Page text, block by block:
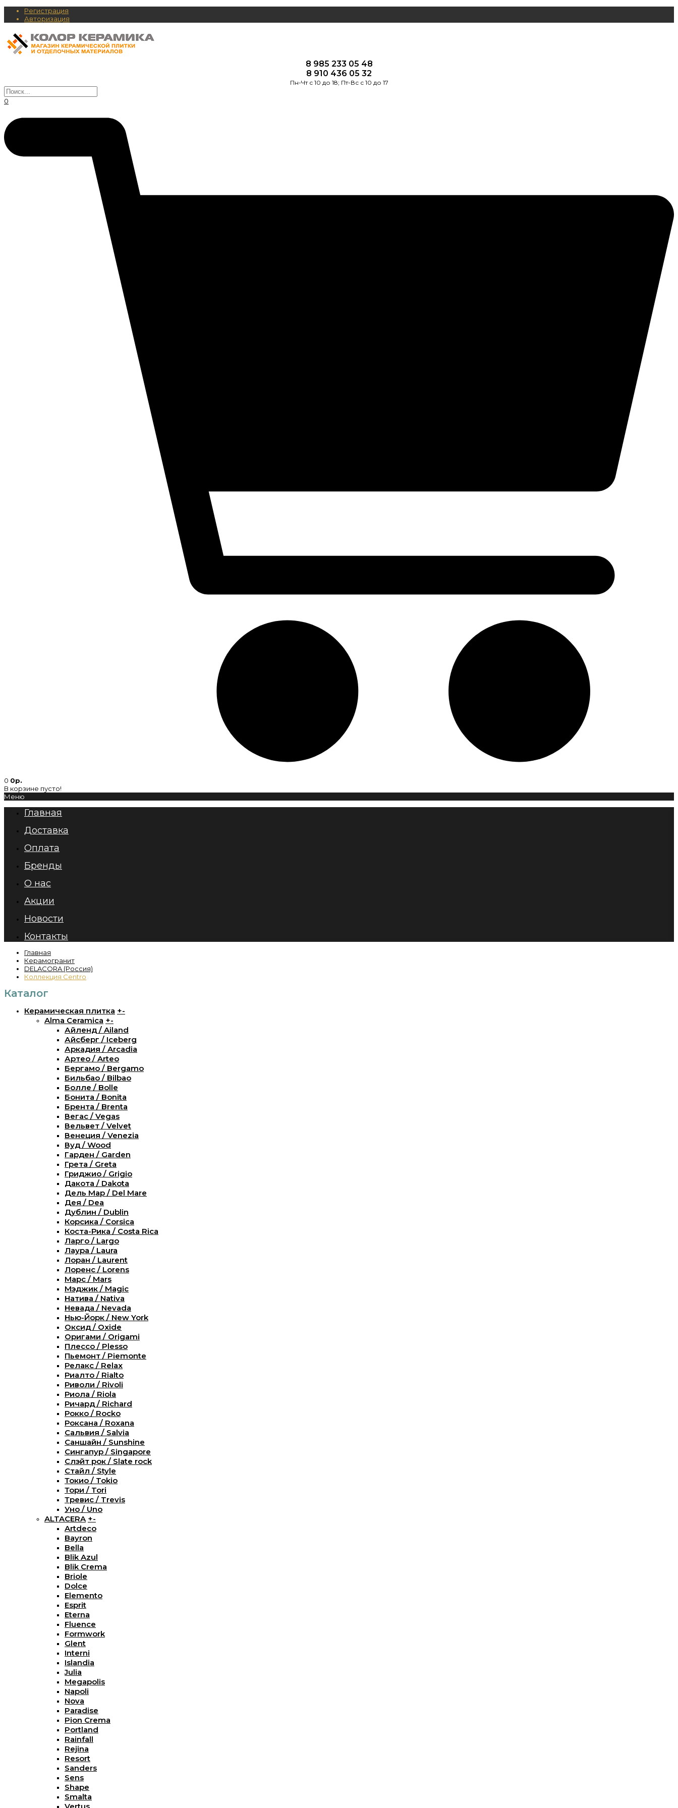
Регистрация
Авторизация
8 985 233 05 48
8 910 436 05 32
Пн-Чт с 10 до 18; Пт-Вс с 10 до 17
0
0 0р.
В корзине пусто!
Меню
Главная
Доставка
Оплата
Бренды
О нас
Акции
Новости
Контакты
Главная
Керамогранит
DELACORA (Россия)
Коллекция Centro
Каталог
Керамическая плитка +-
Alma Ceramica +-
Айленд / Ailand
Айсберг / Iceberg
Аркадия / Arcadia
Артео / Arteo
Бергамо / Bergamo
Бильбао / Bilbao
Болле / Bolle
Бонита / Bonita
Брента / Brenta
Вегас / Vegas
Вельвет / Velvet
Венеция / Venezia
Вуд / Wood
Гарден / Garden
Грета / Greta
Гриджио / Grigio
Дакота / Dakota
Дель Мар / Del Mare
Дея / Dea
Дублин / Dublin
Корсика / Corsica
Коста-Рика / Costa Rica
Ларго / Largo
Лаура / Laura
Лоран / Laurent
Лоренс / Lorens
Марс / Mars
Мэджик / Magic
Натива / Nativa
Невада / Nevada
Нью-Йорк / New York
Оксид / Oxide
Оригами / Origami
Плессо / Plesso
Пьемонт / Piemonte
Релакс / Relax
Риалто / Rialto
Риволи / Rivoli
Риола / Riola
Ричард / Richard
Рокко / Rocko
Роксана / Roxana
Сальвия / Salvia
Саншайн / Sunshine
Сингапур / Singapore
Слэйт рок / Slate rock
Стайл / Style
Токио / Tokio
Тори / Tori
Тревис / Trevis
Уно / Uno
ALTACERA +-
Artdeco
Bayron
Bella
Blik Azul
Blik Crema
Briole
Dolce
Elemento
Esprit
Eterna
Fluence
Formwork
Glent
Interni
Islandia
Julia
Megapolis
Napoli
Nova
Paradise
Pion Crema
Portland
Rainfall
Rejina
Resort
Sanders
Sens
Shape
Smalta